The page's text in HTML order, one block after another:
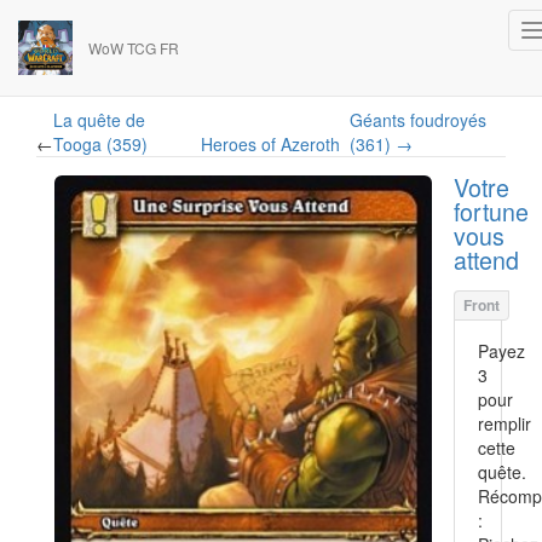
WoW TCG FR
←
La quête de
Tooga (359)
Heroes of Azeroth
Géants foudroyés
(361) →
Votre
fortune
vous
attend
Payez
3
pour
remplir
cette
quête.
: